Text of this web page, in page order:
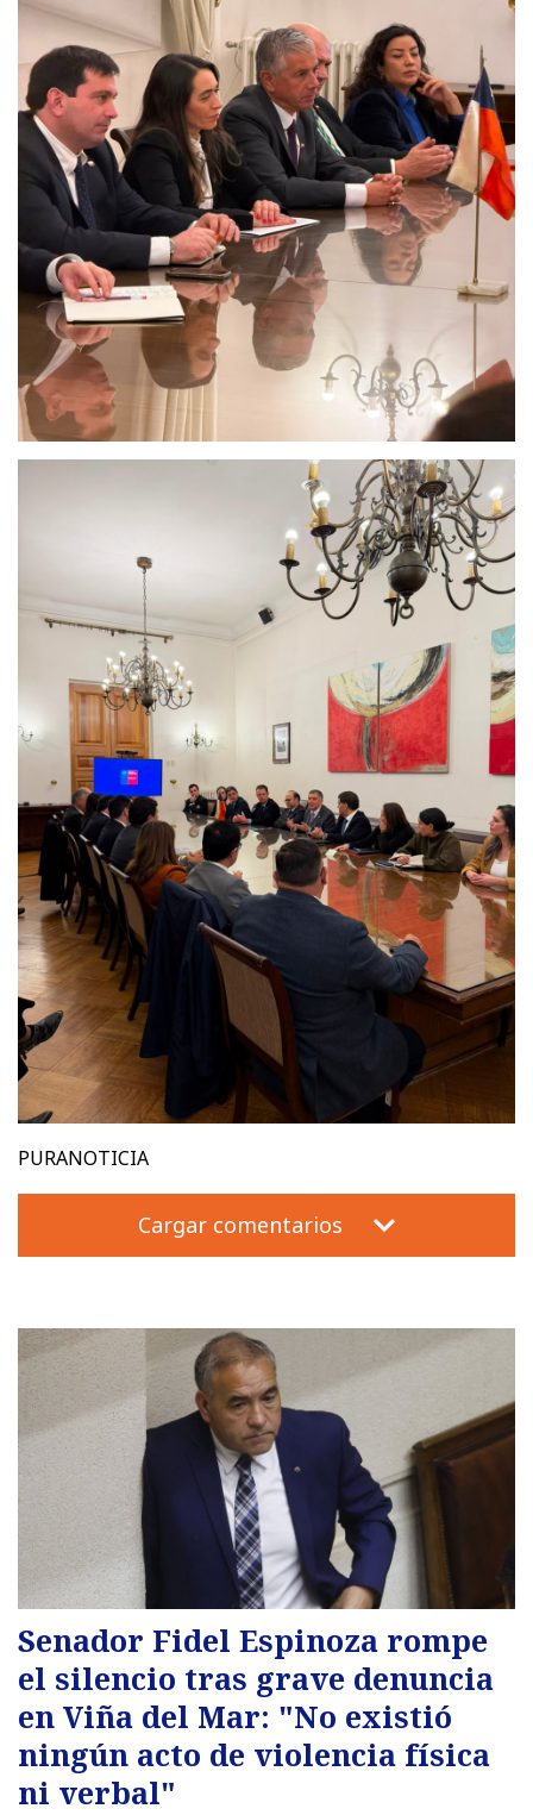
PURANOTICIA
Cargar comentarios
Senador Fidel Espinoza rompe
el silencio tras grave denuncia
en Viña del Mar: "No existió
ningún acto de violencia física
ni verbal"